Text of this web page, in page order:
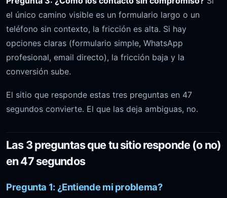
el único camino visible es un formulario largo o un
teléfono sin contexto, la fricción es alta. Si hay
opciones claras (formulario simple, WhatsApp
profesional, email directo), la fricción baja y la
conversión sube.
El sitio que responde estas tres preguntas en 47
segundos convierte. El que las deja ambiguas, no.
Las 3 preguntas que tu sitio responde (o no)
en 47 segundos
Pregunta 1: ¿Entiende mi problema?